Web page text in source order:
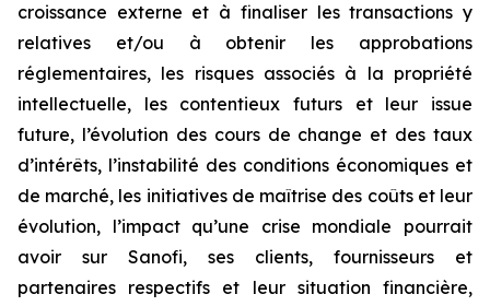
croissance externe et à finaliser les transactions y
relatives et/ou à obtenir les approbations
réglementaires, les risques associés à la propriété
intellectuelle, les contentieux futurs et leur issue
future, l’évolution des cours de change et des taux
d’intérêts, l’instabilité des conditions économiques et
de marché, les initiatives de maîtrise des coûts et leur
évolution, l’impact qu’une crise mondiale pourrait
avoir sur Sanofi, ses clients, fournisseurs et
partenaires respectifs et leur situation financière,